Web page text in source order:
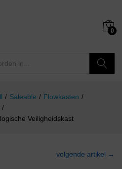
0
/ Saleable / Flowkasten /
/
Veiligheidskast
volgende artikel →